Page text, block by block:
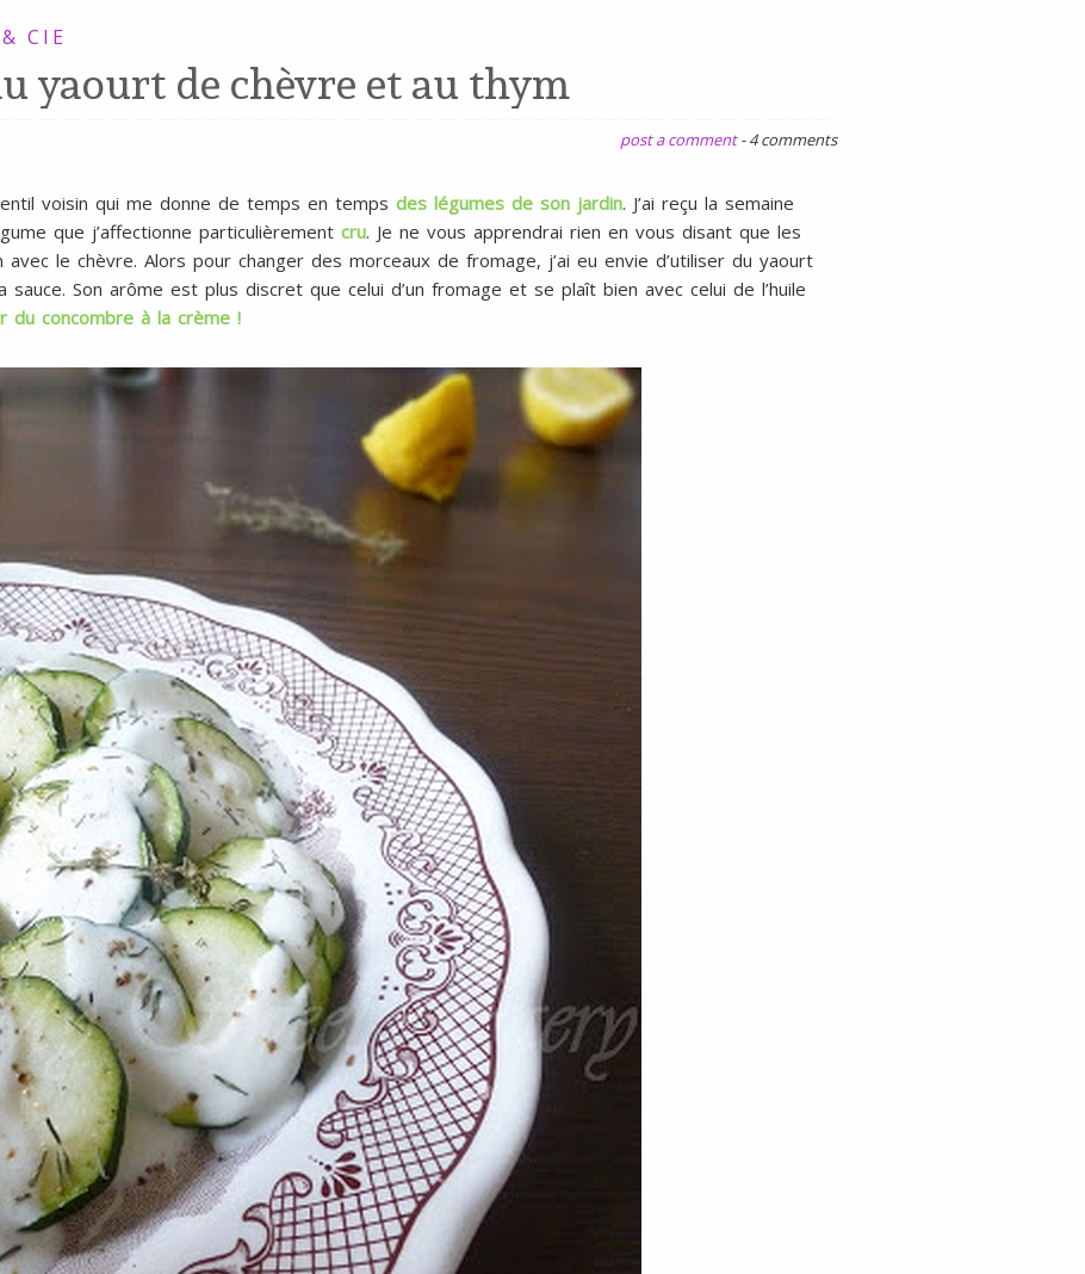
lait
CIE
yaourt de chèvre et au thym
post a comment -4 comments
voisin qui me donne de temps en temps des légumes de son jardin. J’ai reçu la semaine
que j’affectionne particulièrement cru. Je ne vous apprendrai rien en vous disant que les
le chèvre. Alors pour changer des morceaux de fromage, j’ai eu envie d’utiliser du yaourt
Son arôme est plus discret que celui d’un fromage et se plaît bien avec celui de l’huile
du concombre à la crème !